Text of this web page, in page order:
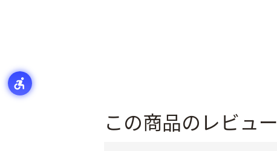
この商品のレビュー